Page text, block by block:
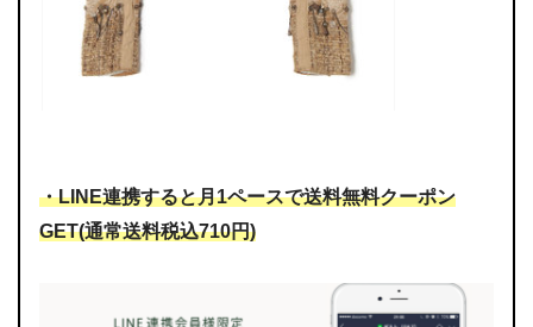
・LINE連携すると月1ペースで送料無料クーポン
GET(通常送料税込710円)